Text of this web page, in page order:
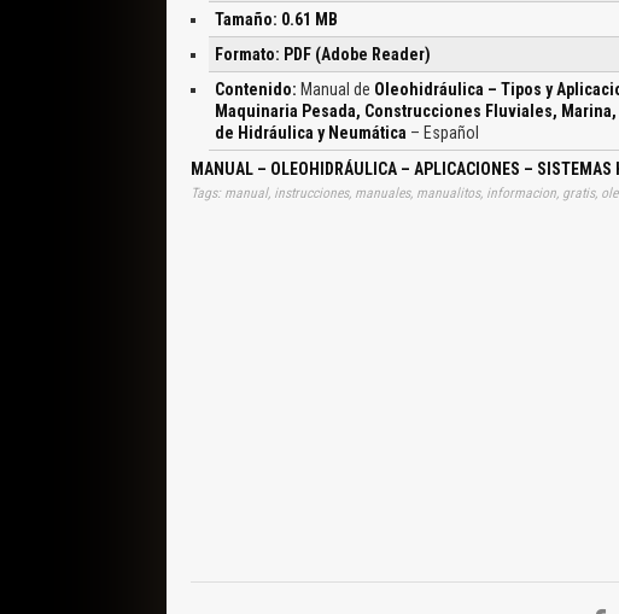
Tamaño: 0.61 MB
Formato: PDF (Adobe Reader)
Contenido: Manual de Oleohidráulica – Tipos y
Maquinaria Pesada, Construcciones Fluviales,
de Hidráulica y Neumática – Español
MANUAL – OLEOHIDRÁULICA – APLICACIONES –